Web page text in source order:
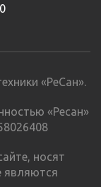
«РеСан».
«Ресан»
носят
являются